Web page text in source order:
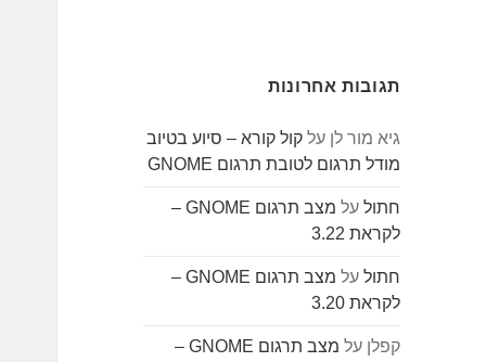
תגובות אחרונות
גיא מור לן עלקול קורא – סיוע בטיוב
מודל תרגום לטובת תרגום GNOME
חתול על
מצב תרגום GNOME –
לקראת 3.22
חתול על
מצב תרגום GNOME –
לקראת 3.20
קפלן על
מצב תרגום GNOME –